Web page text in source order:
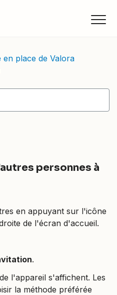
en place de Valora
personnes à
en appuyant sur l'icône
de l'écran d'accueil.
.
l'appareil s'affichent. Les
la méthode préférée